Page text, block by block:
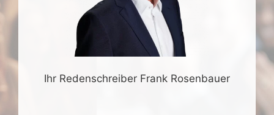
Ihr Redenschreiber Frank Rosenbauer